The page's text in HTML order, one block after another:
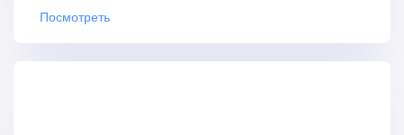
Посмотреть